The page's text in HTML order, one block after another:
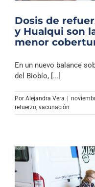
Dosis de
y Hualqui son
menor
En un nuevo balance
del Biobío, [...]
Por Alejandra Vera
refuerzo, vacunación